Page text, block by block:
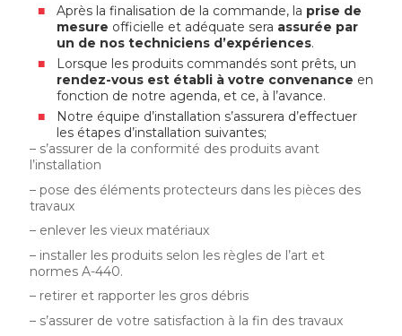
Après la finalisation de la commande, la prise de
mesure officielle et adéquate sera assurée par
un de nos techniciens d’expériences.
Lorsque les produits commandés sont prêts, un
rendez-vous est établi à votre convenance en
fonction de notre agenda, et ce, à l’avance.
Notre équipe d’installation s’assurera d’effectuer
les étapes d’installation suivantes;
– s’assurer de la conformité des produits avant
l’installation
– pose des éléments protecteurs dans les pièces des
travaux
– enlever les vieux matériaux
– installer les produits selon les règles de l’art et
normes A-440.
– retirer et rapporter les gros débris
– s’assurer de votre satisfaction à la fin des travaux